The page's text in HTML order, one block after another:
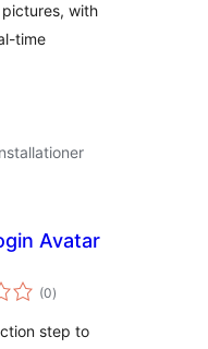
with
time
Avatar
(0totale
bedømmelser
)
step to